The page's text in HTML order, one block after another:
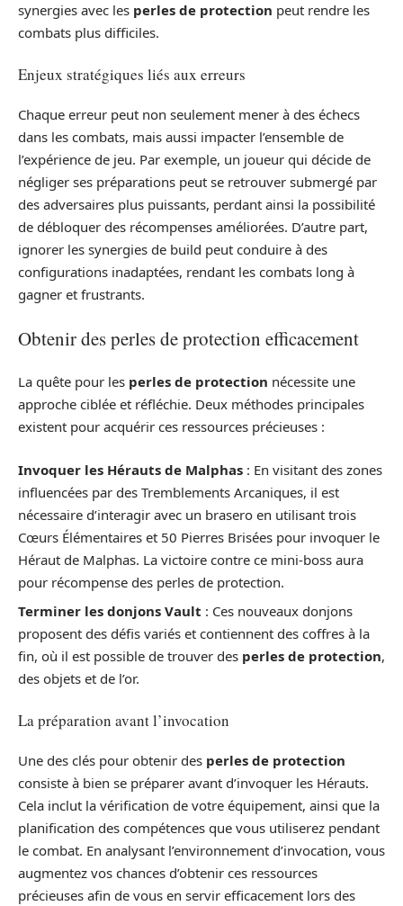
synergies avec les perles de protection peut rendre les
combats plus difficiles.
Enjeux stratégiques liés aux erreurs
Chaque erreur peut non seulement mener à des échecs
dans les combats, mais aussi impacter l’ensemble de
l’expérience de jeu. Par exemple, un joueur qui décide de
négliger ses préparations peut se retrouver submergé par
des adversaires plus puissants, perdant ainsi la possibilité
de débloquer des récompenses améliorées. D’autre part,
ignorer les synergies de build peut conduire à des
configurations inadaptées, rendant les combats long à
gagner et frustrants.
Obtenir des perles de protection efficacement
La quête pour les perles de protection nécessite une
approche ciblée et réfléchie. Deux méthodes principales
existent pour acquérir ces ressources précieuses :
Invoquer les Hérauts de Malphas : En visitant des zones
influencées par des Tremblements Arcaniques, il est
nécessaire d’interagir avec un brasero en utilisant trois
Cœurs Élémentaires et 50 Pierres Brisées pour invoquer le
Héraut de Malphas. La victoire contre ce mini-boss aura
pour récompense des perles de protection.
Terminer les donjons Vault : Ces nouveaux donjons
proposent des défis variés et contiennent des coffres à la
fin, où il est possible de trouver des perles de protection,
des objets et de l’or.
La préparation avant l’invocation
Une des clés pour obtenir des perles de protection
consiste à bien se préparer avant d’invoquer les Hérauts.
Cela inclut la vérification de votre équipement, ainsi que la
planification des compétences que vous utiliserez pendant
le combat. En analysant l’environnement d’invocation, vous
augmentez vos chances d’obtenir ces ressources
précieuses afin de vous en servir efficacement lors des